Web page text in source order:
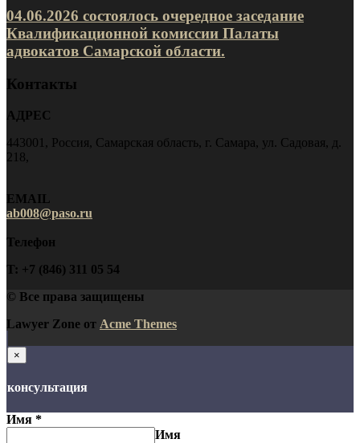
04.06.2026 состоялось очередное заседание
Квалификационной комиссии Палаты
адвокатов Самарской области.
Контакты
АДРЕС
443001, Россия, Самарская область, г. Самара, ул. Садовая, д.
218,
EMAIL
ab008@paso.ru
Телефон
T: +7 (846) 311 05 54
© Все права защищены
Lawyer Zone от Acme Themes
×
консультация
Имя *
Имя